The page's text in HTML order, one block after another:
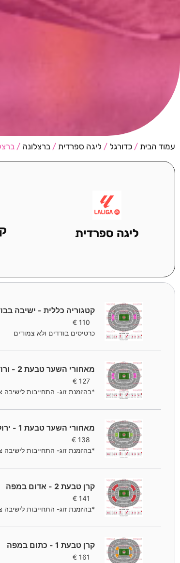
עמוד הבית / כדורגל / ליגה ספרדית / ברצלונה /
ליגה ספרדית
קטגוריה כללית - ישיבה
110
€
כרטיסים בודדים ולא צמודים
מאחורי השער טבעת 2 - ורוד במפה
127
€
*בהזמנת זוג- התחייבות לישיבה
מאחורי השער טבעת 1 - ירוק במפה
138
€
*בהזמנת זוג- התחייבות לישיבה
קרן טבעת 2 - אדום במפה
141
€
*בהזמנת זוג- התחייבות לישיבה
קרן טבעת 1 - כתום במפה
161
€